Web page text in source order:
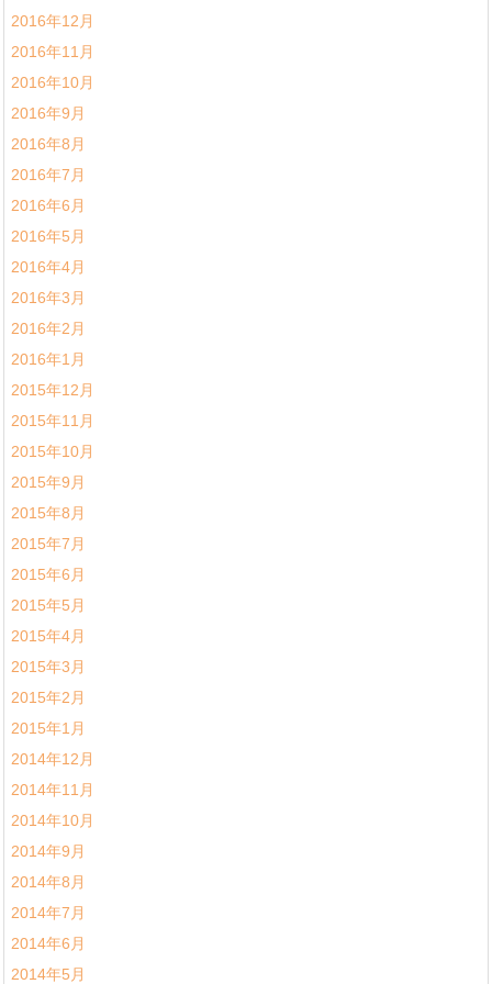
2016年12月
2016年11月
2016年10月
2016年9月
2016年8月
2016年7月
2016年6月
2016年5月
2016年4月
2016年3月
2016年2月
2016年1月
2015年12月
2015年11月
2015年10月
2015年9月
2015年8月
2015年7月
2015年6月
2015年5月
2015年4月
2015年3月
2015年2月
2015年1月
2014年12月
2014年11月
2014年10月
2014年9月
2014年8月
2014年7月
2014年6月
2014年5月